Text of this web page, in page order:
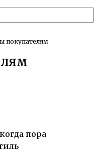
покупателям
пора